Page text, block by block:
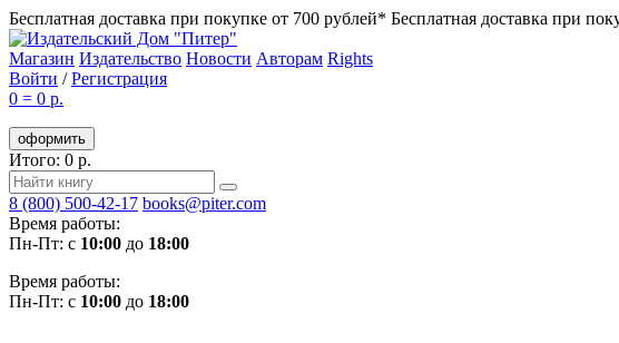
Бесплатная доставка при покупке от 700 рублей* Бесплатная доставка при
Магазин Издательство Новости Авторам Rights
Войти /Регистрация
0 = 0 р.
оформить
Итого: 0 р.
8 (800) 500-42-17 books@piter.com
Время работы:
Пн-Пт: с 10:00 до 18:00
Время работы:
Пн-Пт: с 10:00 до 18:00